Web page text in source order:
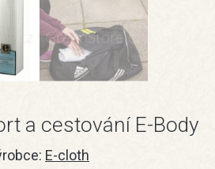
a cestování E-Body
E-cloth